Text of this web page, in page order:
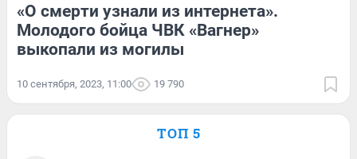
«О смерти узнали из интернета».
Молодого бойца ЧВК «Вагнер»
выкопали из могилы
10 сентября, 2023, 11:00 19 790
ТОП 5